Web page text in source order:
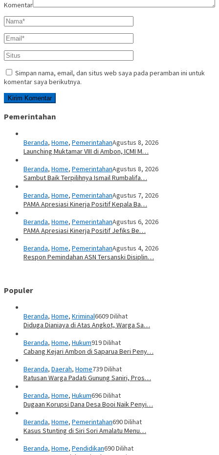
Komentar
Simpan nama, email, dan situs web saya pada peramban ini untuk
komentar saya berikutnya.
Pemerintahan
Beranda, Home, PemerintahanAgustus 8, 2026
Launching Muktamar VIII di Ambon, ICMI M…
Beranda, Home, PemerintahanAgustus 8, 2026
Sambut Baik Terpilihnya Ismail Rumbalifa…
Beranda, Home, PemerintahanAgustus 7, 2026
PAMA Apresiasi Kinerja Positif Kepala Ba…
Beranda, Home, PemerintahanAgustus 6, 2026
PAMA Apresiasi Kinerja Positif Jefiks Be…
Beranda, Home, PemerintahanAgustus 4, 2026
Respon Pemindahan ASN Tersanski Disiplin…
Populer
Beranda, Home, Kriminal6609 Dilihat
Diduga Dianiaya di Atas Angkot, Warga Sa…
Beranda, Home, Hukum919 Dilihat
Cabang Kejari Ambon di Saparua Beri Peny…
Beranda, Daerah, Home739 Dilihat
Ratusan Warga Padati Gunung Saniri, Pros…
Beranda, Home, Hukum696 Dilihat
Dugaan Korupsi Dana Desa Booi Naik Penyi…
Beranda, Home, Pemerintahan690 Dilihat
Kasus Stunting di Siri Sori Amalatu Menu…
Beranda, Home, Pendidikan690 Dilihat